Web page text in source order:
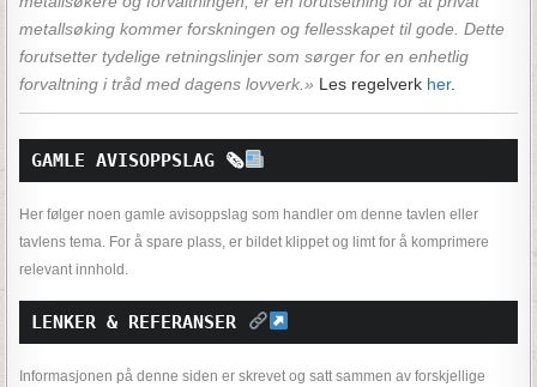
metallsøking kommer forskningen og fellesskapet til gode. Dette
forutsetter tydelige retningslinjer som sørger for en enhetlig
forvaltning i tråd med dagens lovverk.» Les regelverk her.
GAMLE AVISOPPSLAG 🗞
Her følger noen gamle avisoppslag som handler om denne tavlen eller
tavlens tema. For å spare plass, er bildet klippet og limt for å komprimere
relevant innhold.
LENKER & REFERANSER
Informasjonen på denne siden er skrevet og satt sammen av forskjellige